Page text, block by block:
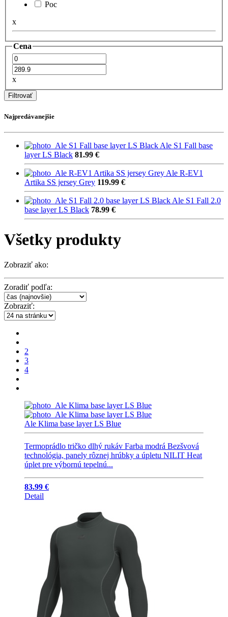
Poc
x
Cena
x
Filtrovať
Najpredávanejšie
Ale S1 Fall base
layer LS Black 81.99 €
Ale R-EV1
Artika SS jersey Grey 119.99 €
Ale S1 Fall 2.0
base layer LS Black 78.99 €
Všetky produkty
Zobraziť ako:
Zoradiť podľa:
Zobraziť:
2
3
4
Ale Klima base layer LS Blue
Termoprádlo tričko dlhý rukáv Farba modrá Bezšvová
technológia, panely rôznej hrúbky a úpletu NILIT Heat
úplet pre výbornú tepelnú...
83.99 €
Detail